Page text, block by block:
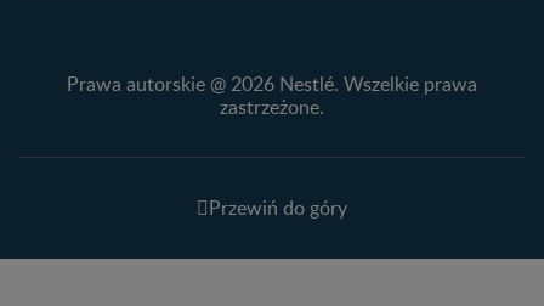
Prawa autorskie @ 2026 Nestlé. Wszelkie prawa
zastrzeżone.
Przewiń do góry